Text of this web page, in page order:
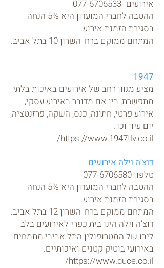
אירועים -077-6706533
ההטבה לחברי המועדון היא 5% הנחה
בסגירת הזמנת אירוע.
המתחם ממוקם ברח' השרון 10 בתל אביב.
1947
מציע מגוון רחב של אירועים באיכות בלתי
מתפשרת, בין אם מדובר באירוע עסקי,
אירוע פרטי, חתונה, כנס, השקה, פרזנטציה,
יום עיון וכו'.
https://www.1947tlv.co.il/
דוצ'ה וילה אירועים
טלפון077-6706580
ההטבה לחברי המועדון היא 5% הנחה
בסגירת הזמנת אירוע.
המתחם ממוקם ברח' השרון 12 בתל אביב.
דוצ’ה וילה הינו בית כפרי לאירועים בלב
ליבו של המטרופולין התל אביבי.מתמחים
באירועי בוטיק קטנים ואיכותיים.
https://www.duce.co.il/